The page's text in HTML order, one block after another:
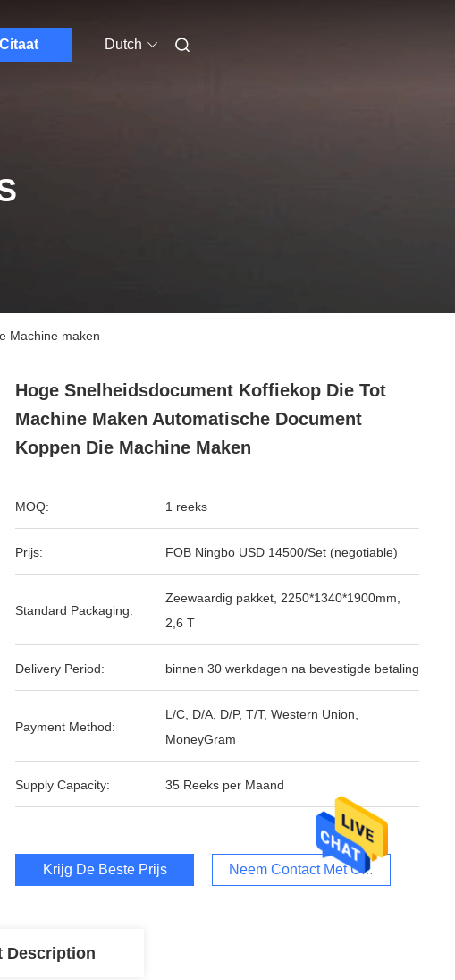
Citaat Dutch
Machine maken
Hoge Snelheidsdocument Koffiekop Die Tot
Machine Maken Automatische Document
Koppen Die Machine Maken
MOQ: 1 reeks
Prijs: FOB Ningbo USD 14500/Set (negotiable)
Standard Packaging:
Zeewaardig pakket, 2250*1340*1900mm,
2,6 T
Delivery Period: binnen 30 werkdagen na bevestigde betaling
Payment Method:
L/C, D/A, D/P, T/T, Western Union,
MoneyGram
Supply Capacity: 35 Reeks per Maand
Krijg De Beste Prijs Neem Contact Met Ons Op
Description